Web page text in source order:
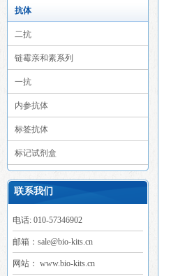
抗体
二抗
链霉亲和素系列
一抗
内参抗体
标签抗体
标记试剂盒
联系我们
电话: 010-57346902
邮箱：sale@bio-kits.cn
网站： www.bio-kits.cn